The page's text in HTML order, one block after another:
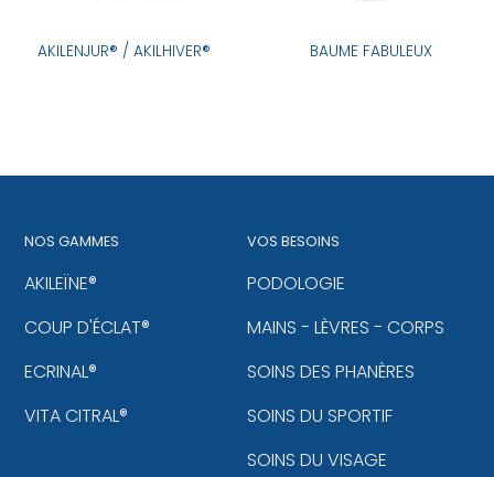
AKILENJUR® / AKILHIVER® BAUME FABULEUX
NOS GAMMES
AKILEÏNE®
COUP D'ÉCLAT®
ECRINAL®
VITA CITRAL®
VOS BESOINS
PODOLOGIE
MAINS - LÈVRES - CORPS
SOINS DES PHANÈRES
SOINS DU SPORTIF
SOINS DU VISAGE